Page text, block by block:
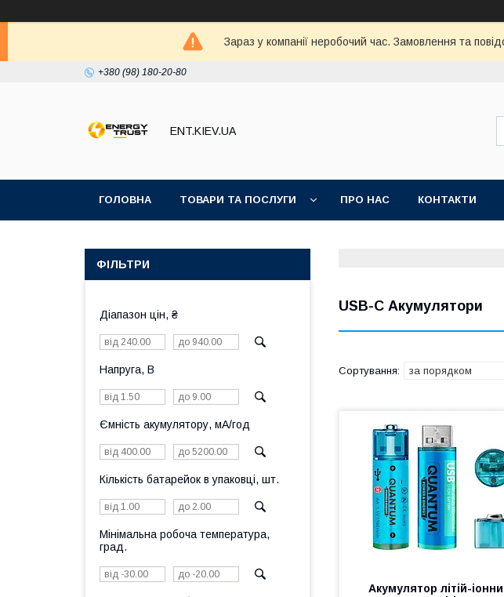
Зараз у компанії неробочий час. Замовлення та
+380 (98) 180-20-80
ENT.KIEV.UA
ГОЛОВНА ТОВАРИ ТА ПОСЛУГИ ПРО НАС КОНТАКТИ
USB-C Акумулятори
Акумулятор літій-
ФІЛЬТРИ
Діапазон цін, ₴
Напруга, В
Ємність акумулятору, мА/год
Кількість батарейок в упаковці, шт.
Мінімальна робоча температура,
град.